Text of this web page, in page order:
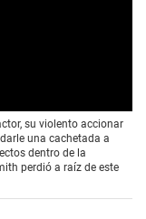
su violento accionar
una cachetada a
dentro de la
perdió a raíz de este